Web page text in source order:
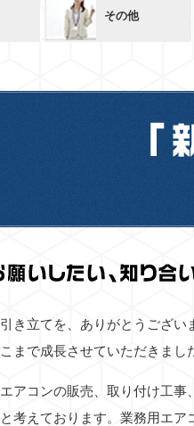
その他
き立てを、ありがとうござ
まで成長させていただきまし
アコンの販売、取り付け工
考えております。業務用エ